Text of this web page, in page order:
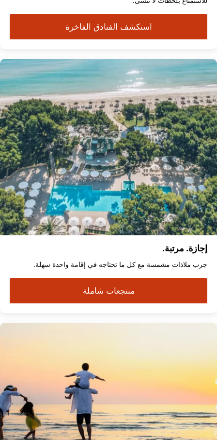
استكشف الفنادق الفاخرة
إجازة. مرتبة.
جرب ملاذات مشمسة مع كل ما تحتاجه في إقامة واحدة سهلة.
منتجعات شاملة